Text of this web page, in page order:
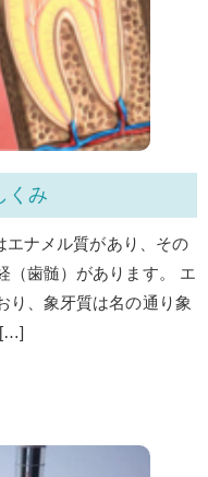
くみ
ナメル質があり、その
（歯髄）があります。 エ
り、象牙質は名の通り象
[…]